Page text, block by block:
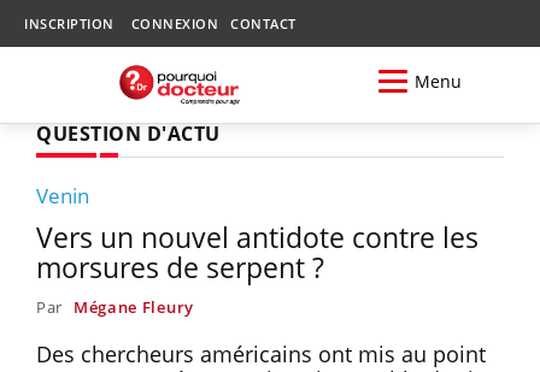
INSCRIPTION CONNEXION CONTACT
Menu
QUESTION D'ACTU
Venin
Vers un nouvel antidote contre les
morsures de serpent ?
Par Mégane Fleury
Des chercheurs américains ont mis au point